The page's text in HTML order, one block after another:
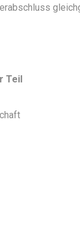
Teil